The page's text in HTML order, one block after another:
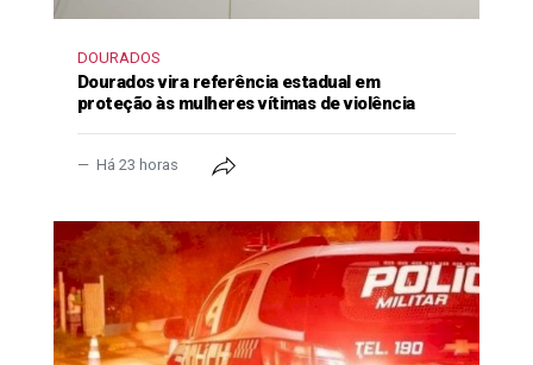
DOURADOS
Dourados vira referência estadual em
proteção às mulheres vítimas de violência
Há 23 horas